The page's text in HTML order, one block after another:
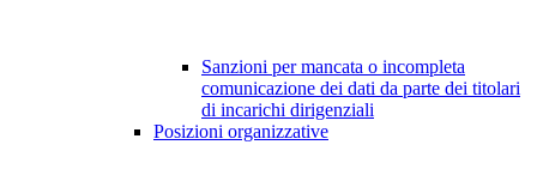
Sanzioni per mancata o incompleta
comunicazione dei dati da parte dei titolari
di incarichi dirigenziali
Posizioni organizzative